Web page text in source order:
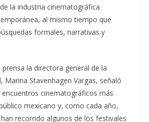
la industria cinematográfica
al mismo tiempo que
formales, narrativas y
prensa la directora general de la
Marina Stavenhagen Vargas, señaló
cinematográficos más
mexicano y, como cada año,
recorrido algunos de los festivales